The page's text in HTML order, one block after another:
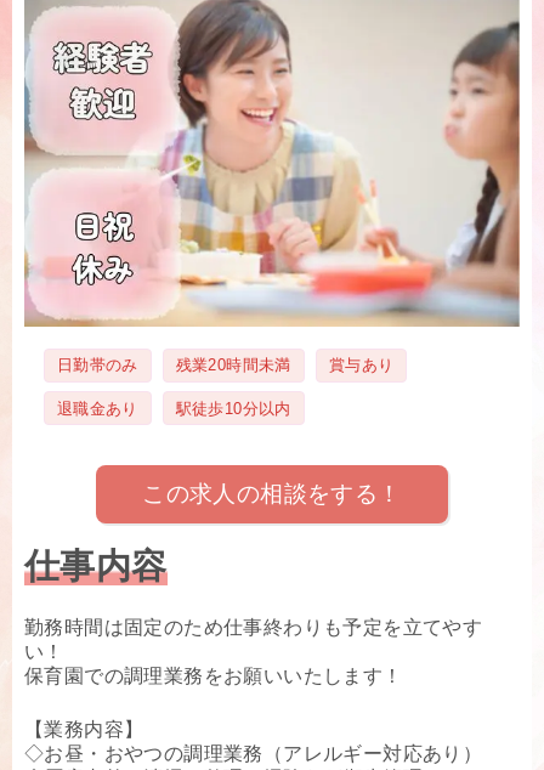
日勤帯のみ 残業20時間未満 賞与あり
退職金あり 駅徒歩10分以内
この求人の相談をする！
仕事内容
勤務時間は固定のため仕事終わりも予定を立てやす
い！
保育園での調理業務をお願いいたします！
【業務内容】
◇お昼・おやつの調理業務（アレルギー対応あり）